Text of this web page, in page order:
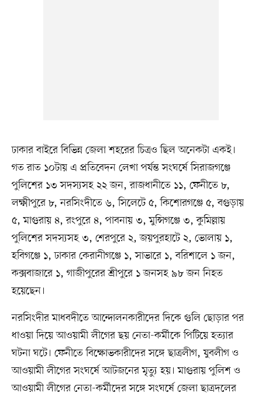
ঢাকার বাইরে বিভিন্ন জেলা শহরের চিত্রও ছিল অনেকটা একই।
গত রাত ১০টায় এ প্রতিবেদন লেখা পর্যন্ত সংঘর্ষে সিরাজগঞ্জে
পুলিশের ১৩ সদস্যসহ ২২ জন, রাজধানীতে ১১, ফেনীতে ৮,
লক্ষ্মীপুরে ৮, নরসিংদীতে ৬, সিলেটে ৫, কিশোরগঞ্জে ৫, বগুড়ায়
৫, মাগুরায় ৪, রংপুরে ৪, পাবনায় ৩, মুন্সিগঞ্জে ৩, কুমিল্লায়
পুলিশের সদস্যসহ ৩, শেরপুরে ২, জয়পুরহাটে ২, ভোলায় ১,
হবিগঞ্জে ১, ঢাকার কেরানীগঞ্জে ১, সাভারে ১, বরিশালে ১ জন,
কক্সবাজারে ১, গাজীপুরের শ্রীপুরে ১ জনসহ ৯৮ জন নিহত
হয়েছেন।
নরসিংদীর মাধবদীতে আন্দোলনকারীদের দিকে গুলি ছোড়ার পর
ধাওয়া দিয়ে আওয়ামী লীগের ছয় নেতা-কর্মীকে পিটিয়ে হত্যার
ঘটনা ঘটে। ফেনীতে বিক্ষোভকারীদের সঙ্গে ছাত্রলীগ, যুবলীগ ও
আওয়ামী লীগের সংঘর্ষে আটজনের মৃত্যু হয়। মাগুরায় পুলিশ ও
আওয়ামী লীগের নেতা-কর্মীদের সঙ্গে সংঘর্ষে জেলা ছাত্রদলের